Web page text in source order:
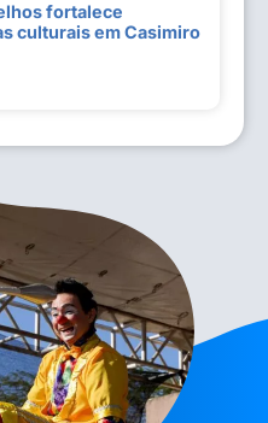
fortalece
culturais em Casimiro